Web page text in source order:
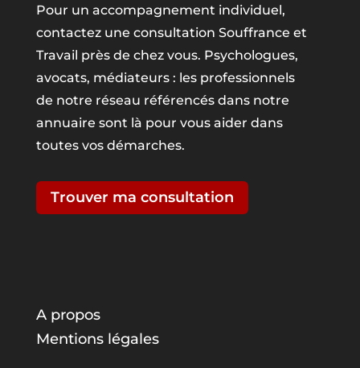
Pour un accompagnement individuel,
contactez une consultation Souffrance et
Travail près de chez vous. Psychologues,
avocats, médiateurs : les professionnels
de notre réseau référencés dans notre
annuaire sont là pour vous aider dans
toutes vos démarches.
Trouver ma consultation
A propos
Mentions légales